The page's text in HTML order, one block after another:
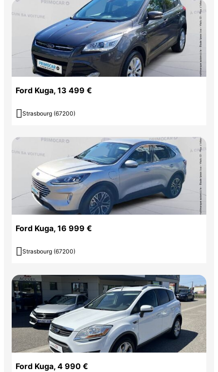
Ford Kuga, 13 499 €
 Strasbourg (67200)
Ford Kuga, 16 999 €
 Strasbourg (67200)
Ford Kuga, 4 990 €